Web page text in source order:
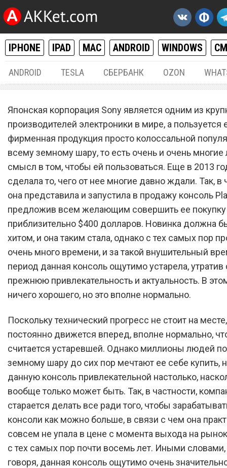
IPHONE IPAD MAC ANDROID WINDOWS
ANDROID TESLA СБЕРБАНК OZON
Sony обрушила цену
PlayStation 4 вдвое по
земному шару
Японская корпорация Sony является одним из
производителей электроники в мире, а пользуется
фирменная продукция просто колоссальной
всему земному шару, то есть очень и очень
смысл в том, чтобы ей пользоваться. Еще в 2013
сделала то, чего от нее многие давно ждали. Так, в
она представила и запустила в продажу консоль
предложив всем желающим совершить ее покупку
приблизительно $400 долларов. Новинка должна
хитом, и она таким стала, однако с тех самых пор
очень много времени, и за такой внушительный
период данная консоль ощутимо устарела,
прежнюю привлекательность и актуальность. В
ничего хорошего, но это вполне нормально.
Поскольку технический прогресс не стоит на
постоянно движется вперед, вполне нормально,
считается устаревшей. Однако миллионы людей
земному шару до сих пор мечтают ее себе купить,
данную консоль привлекательной настолько,
вообще только может быть. Так, в частности,
старается делать все ради того, чтобы
консоли как можно больше, в связи с чем она
совсем не упала в цене с момента выхода на
с тех самых пор почти восемь лет. Иными
говоря, данная консоль ощутимо очень